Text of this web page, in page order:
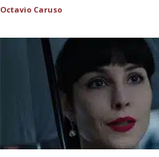
Octavio Caruso